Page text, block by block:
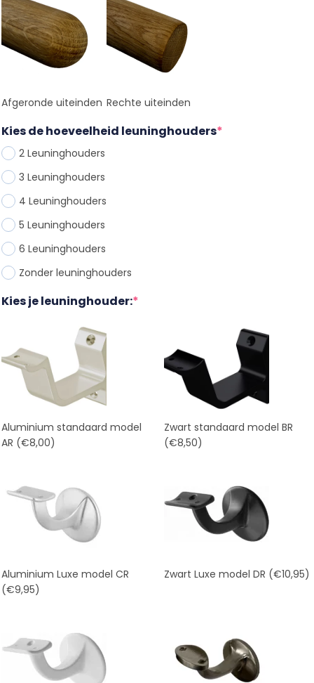
Afgeronde uiteinden Rechte uiteinden
Kies de hoeveelheid leuninghouders*
2 Leuninghouders
3 Leuninghouders
4 Leuninghouders
5 Leuninghouders
6 Leuninghouders
Zonder leuninghouders
Kies je leuninghouder:*
Aluminium standaard model
AR (€8,00)
Zwart standaard model BR
(€8,50)
Aluminium Luxe model CR
(€9,95)
Zwart Luxe model DR (€10,95)